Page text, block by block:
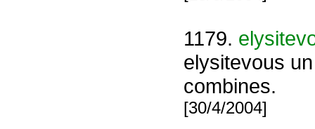
1179.
elysitevous
combines.
[30/4/2004]